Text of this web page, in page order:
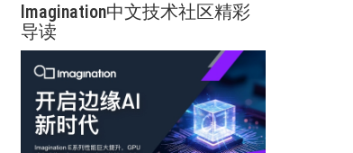
Imagination中文技术社区精彩
导读